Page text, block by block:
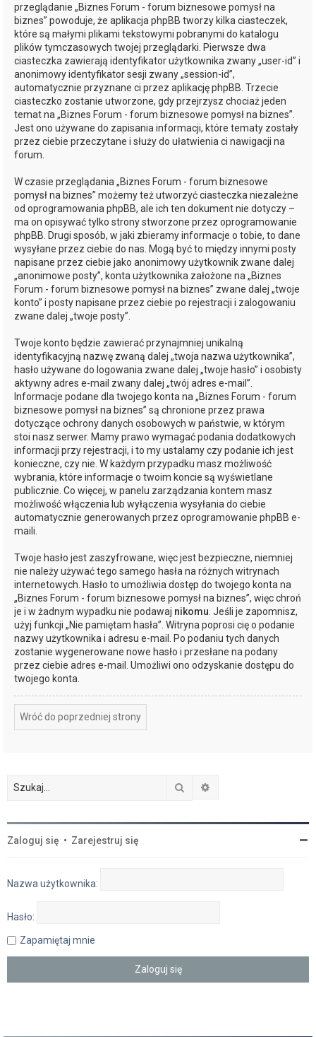
przeglądanie „Biznes Forum - forum biznesowe pomysł na
biznes” powoduje, że aplikacja phpBB tworzy kilka ciasteczek,
które są małymi plikami tekstowymi pobranymi do katalogu
plików tymczasowych twojej przeglądarki. Pierwsze dwa
ciasteczka zawierają identyfikator użytkownika zwany „user-id” i
anonimowy identyfikator sesji zwany „session-id”,
automatycznie przyznane ci przez aplikację phpBB. Trzecie
ciasteczko zostanie utworzone, gdy przejrzysz chociaż jeden
temat na „Biznes Forum - forum biznesowe pomysł na biznes”.
Jest ono używane do zapisania informacji, które tematy zostały
przez ciebie przeczytane i służy do ułatwienia ci nawigacji na
forum.
W czasie przeglądania „Biznes Forum - forum biznesowe
pomysł na biznes” możemy też utworzyć ciasteczka niezależne
od oprogramowania phpBB, ale ich ten dokument nie dotyczy –
ma on opisywać tylko strony stworzone przez oprogramowanie
phpBB. Drugi sposób, w jaki zbieramy informacje o tobie, to dane
wysyłane przez ciebie do nas. Mogą być to między innymi posty
napisane przez ciebie jako anonimowy użytkownik zwane dalej
„anonimowe posty”, konta użytkownika założone na „Biznes
Forum - forum biznesowe pomysł na biznes” zwane dalej „twoje
konto” i posty napisane przez ciebie po rejestracji i zalogowaniu
zwane dalej „twoje posty”.
Twoje konto będzie zawierać przynajmniej unikalną
identyfikacyjną nazwę zwaną dalej „twoja nazwa użytkownika”,
hasło używane do logowania zwane dalej „twoje hasło” i osobisty
aktywny adres e-mail zwany dalej „twój adres e-mail”.
Informacje podane dla twojego konta na „Biznes Forum - forum
biznesowe pomysł na biznes” są chronione przez prawa
dotyczące ochrony danych osobowych w państwie, w którym
stoi nasz serwer. Mamy prawo wymagać podania dodatkowych
informacji przy rejestracji, i to my ustalamy czy podanie ich jest
konieczne, czy nie. W każdym przypadku masz możliwość
wybrania, które informacje o twoim koncie są wyświetlane
publicznie. Co więcej, w panelu zarządzania kontem masz
możliwość włączenia lub wyłączenia wysyłania do ciebie
automatycznie generowanych przez oprogramowanie phpBB e-
maili.
Twoje hasło jest zaszyfrowane, więc jest bezpieczne, niemniej
nie należy używać tego samego hasła na różnych witrynach
internetowych. Hasło to umożliwia dostęp do twojego konta na
„Biznes Forum - forum biznesowe pomysł na biznes”, więc chroń
je i w żadnym wypadku nie podawaj nikomu . Jeśli je zapomnisz,
użyj funkcji „Nie pamiętam hasła”. Witryna poprosi cię o podanie
nazwy użytkownika i adresu e-mail. Po podaniu tych danych
zostanie wygenerowane nowe hasło i przesłane na podany
przez ciebie adres e-mail. Umożliwi ono odzyskanie dostępu do
twojego konta.
Wróć do poprzedniej strony
Szukaj
Zaloguj się • Zarejestruj się
Nazwa użytkownika:
Hasło:
Zapamiętaj mnie